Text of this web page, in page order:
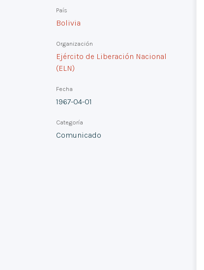
País
Bolivia
Organización
Ejército de Liberación Nacional
(ELN)
Fecha
1967-04-01
Categoría
Comunicado